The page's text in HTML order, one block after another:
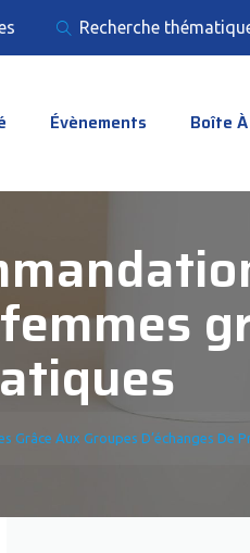
Recherche
Évènements Boîte
Grâce Aux Groupes D’échanges De